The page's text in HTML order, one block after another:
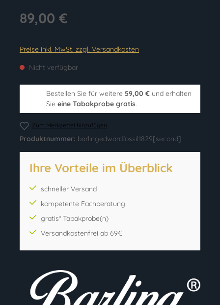
89,00 €
Preise inkl. MwSt. zzgl. Versandkosten
Nicht verfügbar
Bestellen Sie für weitere 59,00 € und erhalten
Sie eine Tabakprobe gratis.
Zum Merkzettel hinzufügen
Produktnummer: barlingedwardfossil1829[second]
Ihre Vorteile im Überblick
schneller Versand
kompetente Fachberatung
gratis* Tabakprobe(n)
Versandkostenfrei ab 69€